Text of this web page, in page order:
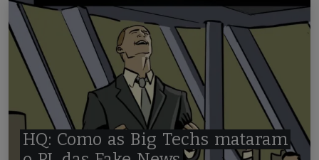
HQ: Como as Big Techs mataram